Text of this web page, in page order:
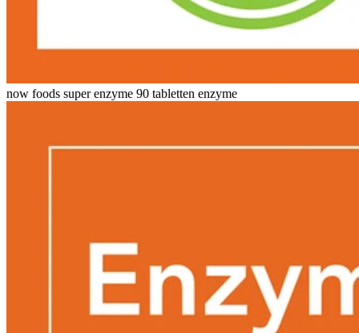
now foods super enzyme 90 tabletten enzyme